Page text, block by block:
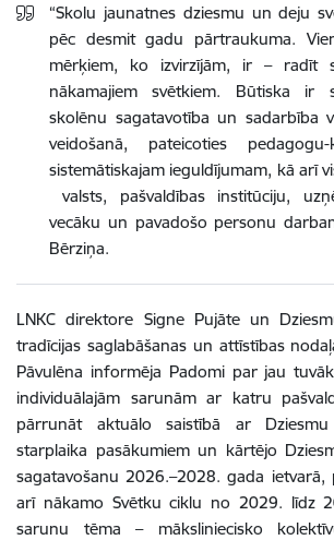
“Skolu jaunatnes dziesmu un deju
pēc desmit gadu pārtraukuma.
mērķiem, ko izvirzījām, ir – radīt
nākamajiem svētkiem. Būtiska ir
skolēnu sagatavotība un sadarbība
veidošanā, pateicoties
sistemātiskajam ieguldījumam, kā arī
valsts, pašvaldības institūciju,
vecāku un pavadošo personu
Bērziņa.
LNKC direktore Signe Pujāte un
tradīcijas saglabāšanas un attīstības
Pāvulēna informēja Padomi par jau
individuālajām sarunām ar katru
pārrunāt aktuālo saistībā ar
starplaika pasākumiem un kārtējo
sagatavošanu 2026.–2028. gada ietvarā,
arī nākamo Svētku ciklu no 2029. līdz
sarunu tēma – māksliniecisko